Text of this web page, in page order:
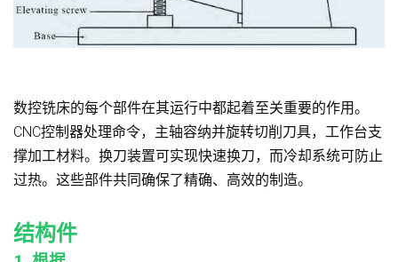
数控铣床的每个部件在其运行中都起着至关重要的作用。
CNC控制器处理命令，主轴容纳并旋转切削刀具，工作台支
撑加工材料。换刀装置可实现快速换刀，而冷却系统可防止
过热。这些部件共同确保了精确、高效的制造。
结构件